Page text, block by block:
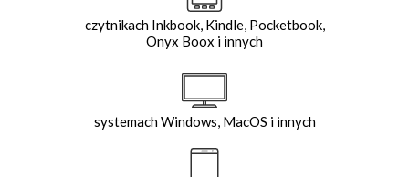
czytnikach Inkbook, Kindle, Pocketbook,
Onyx Boox i innych
systemach Windows, MacOS i innych